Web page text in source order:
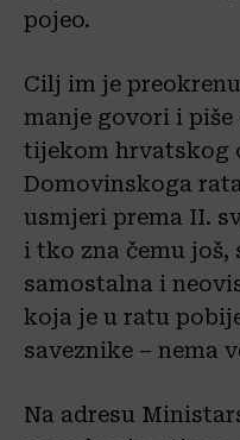
pojeo.
Cilj im je
manje govori i
tijekom hrvatskog
Domovinskoga
usmjeri prema II.
i tko zna čemu još,
samostalna i
koja je u ratu
saveznike – nema
Na adresu